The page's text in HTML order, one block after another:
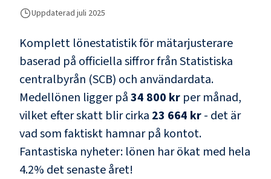
Uppdaterad juli 2025
Komplett lönestatistik förmätarjusterare
baserad på officiella siffror från Statistiska
centralbyrån (SCB) och användardata.
Medellönen ligger på34 800 kr per månad,
vilket efter skatt blir cirka 23 664 kr- det är
vad som faktiskt hamnar på kontot.
Fantastiska nyheter: lönen har ökat med hela
4.2% det senaste året!